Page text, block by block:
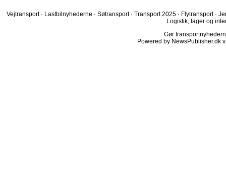
Vejtransport · Lastbilnyhederne · Søtransport · Transport 2025 · Flytransport ·
Logistik, lager og
Gør
Powered by NewsPublisher.dk